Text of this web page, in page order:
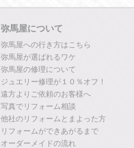
弥馬屋について
弥馬屋への行き方はこちら
弥馬屋が選ばれるワケ
弥馬屋の修理について
ジュエリー修理が１０％オフ！
遠方よりご依頼のお客様へ
写真でリフォーム相談
他社のリフォームとまよった方
リフォームができあがるまで
オーダーメイドの流れ